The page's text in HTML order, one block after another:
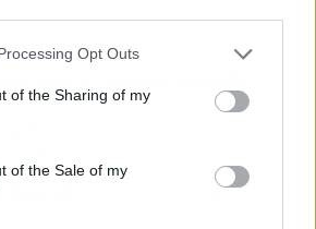
Opt Outs
of the Sharing of my
of the Sale of my
Long; Didn't Read)
ha pasado:
Es una noticia del sector, no un
mueve en LinkedIn y X.